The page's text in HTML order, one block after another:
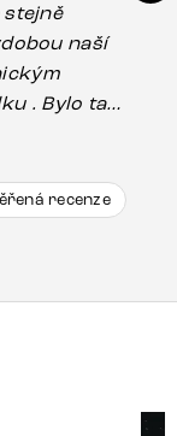
. Bylo tam
mohlo
recenze